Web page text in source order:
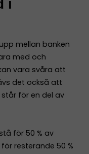
i
mellan banken
med och
vara svåra att
det också att
för en del av
för 50 % av
resterande 50 %